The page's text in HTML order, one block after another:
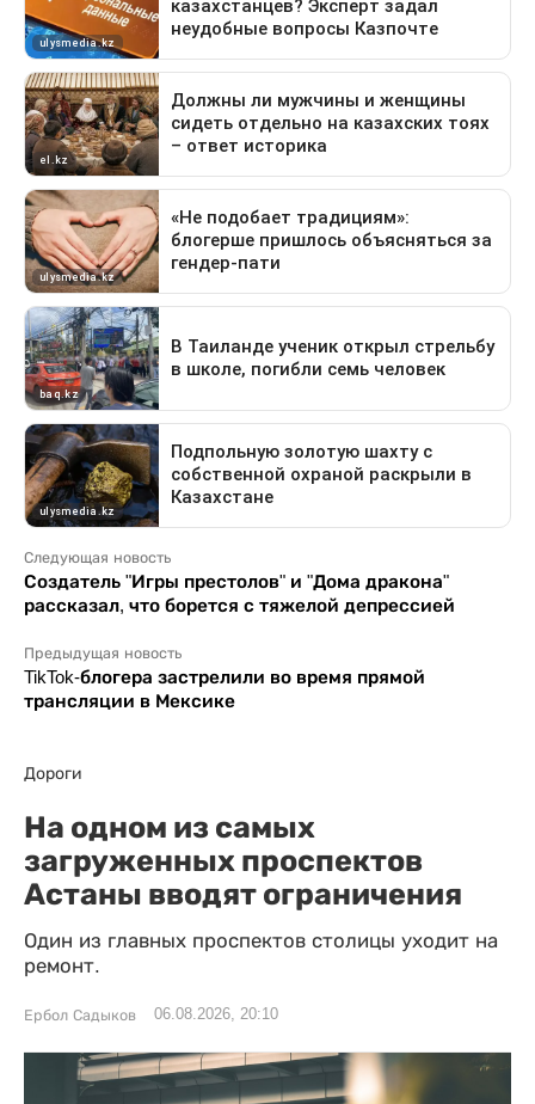
Следующая новость
Создатель "Игры престолов" и "Дома дракона"
рассказал, что борется с тяжелой депрессией
Предыдущая новость
TikTok-блогера застрелили во время прямой
трансляции в Мексике
Дороги
На одном из самых
загруженных проспектов
Астаны вводят ограничения
Один из главных проспектов столицы уходит на
ремонт.
Ербол Садыков 06.08.2026, 20:10